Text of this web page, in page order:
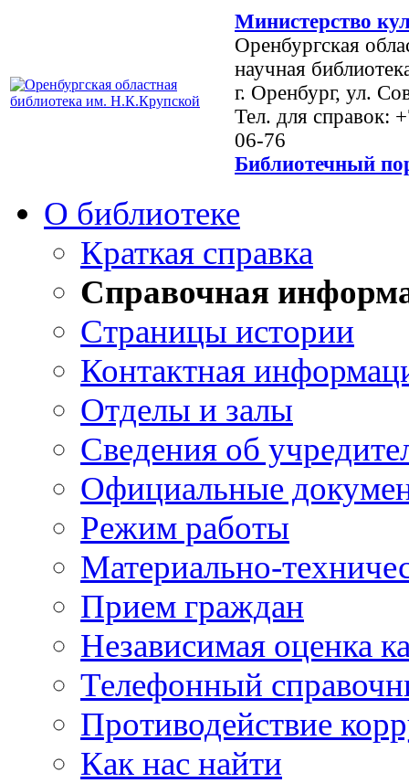
Министерство
Оренбургская
научная
г. Оренбург, ул.
Тел. для справок:
06-76
Библиотечный
О библиотеке
Краткая справка
Справочная
Страницы истории
Контактная
Отделы и залы
Сведения об
Официальные
Режим работы
Материально-
Прием граждан
Независимая оценка
Телефонный
Противодействие
Как нас найти